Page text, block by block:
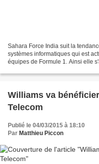
Sahara Force India suit la
systèmes informatiques qui est
équipes de Formule 1. Ainsi elle
Williams va
Telecom
Publié le 04/03/2015 à 18:10
Par Matthieu Piccon